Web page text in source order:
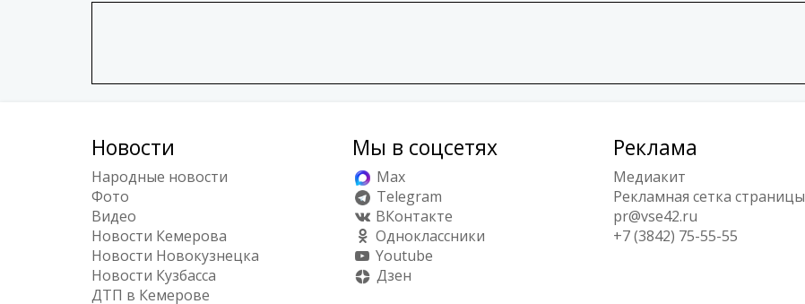
Новости
Народные новости
Фото
Видео
Новости Кемерова
Новости Новокузнецка
Новости Кузбасса
ДТП в Кемерове
Мы в соцсетях
Max
Telegram
ВКонтакте
Одноклассники
Youtube
Дзен
Реклама
Медиакит
Рекламная сетка страницы
pr@vse42.ru
+7 (3842) 75-55-55